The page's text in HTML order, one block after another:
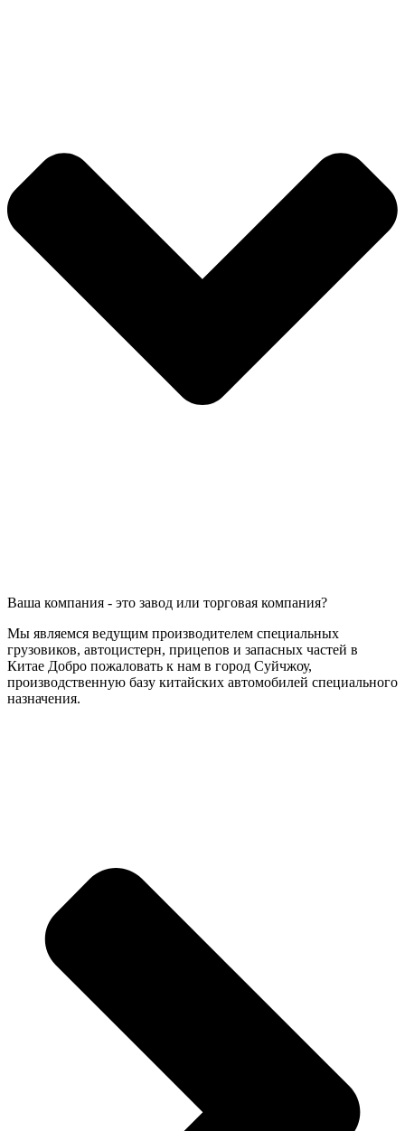
Ваша компания - это завод или торговая компания?
Мы являемся ведущим производителем специальных
грузовиков, автоцистерн, прицепов и запасных частей в
Китае Добро пожаловать к нам в город Суйчжоу,
производственную базу китайских автомобилей специального
назначения.